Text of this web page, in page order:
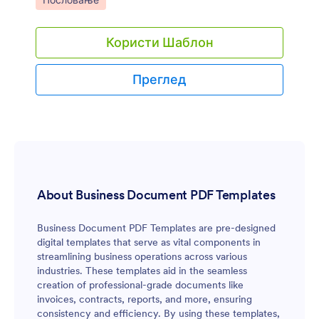
Користи Шаблон
Преглед
About Business Document PDF Templates
Business Document PDF Templates are pre-designed
digital templates that serve as vital components in
streamlining business operations across various
industries. These templates aid in the seamless
creation of professional-grade documents like
invoices, contracts, reports, and more, ensuring
consistency and efficiency. By using these templates,